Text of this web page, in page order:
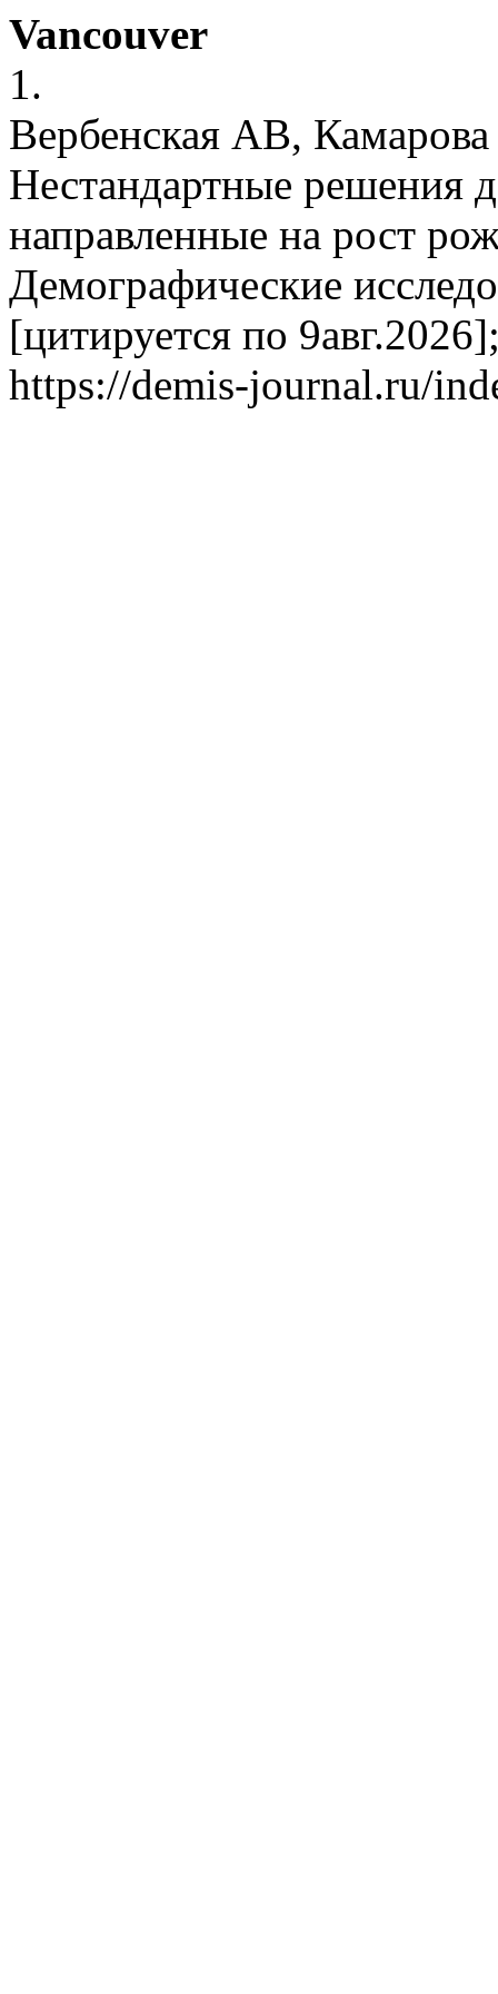
Vancouver
1.
Вербенская АВ,
Нестандартные решения
направленные на рост
Демографические
[цитируется по
https://demis-journal.ru/